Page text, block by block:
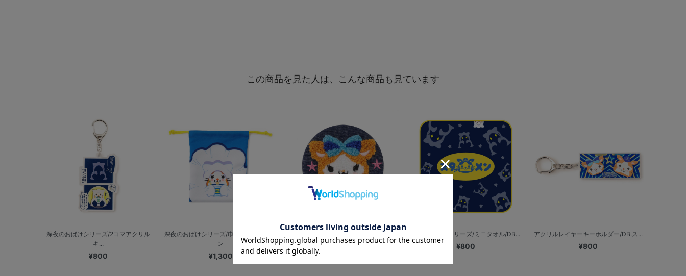
この商品を見た人は、こんな商品も見ています
深夜のおばけシリーズ/2コマアクリル
キ...
¥800
深夜のおばけシリーズ/巾着/DB.スターマ
ン
¥1,300
デニム刺繍缶バッジ/DB.キララ 深夜のおばけシリーズ/ミニタオル/DB...
¥800
アクリルレイヤーキーホルダー/DB.ス...
¥800